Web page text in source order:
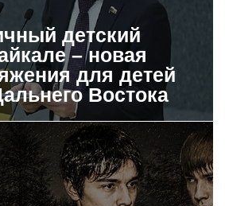
детский
– новая
для детей
Востока